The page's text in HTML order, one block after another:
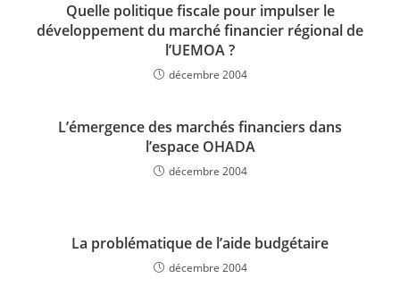
Quelle politique fiscale pour impulser le
développement du marché financier régional de
l’UEMOA ?
décembre 2004
L’émergence des marchés financiers dans
l’espace OHADA
décembre 2004
La problématique de l’aide budgétaire
décembre 2004